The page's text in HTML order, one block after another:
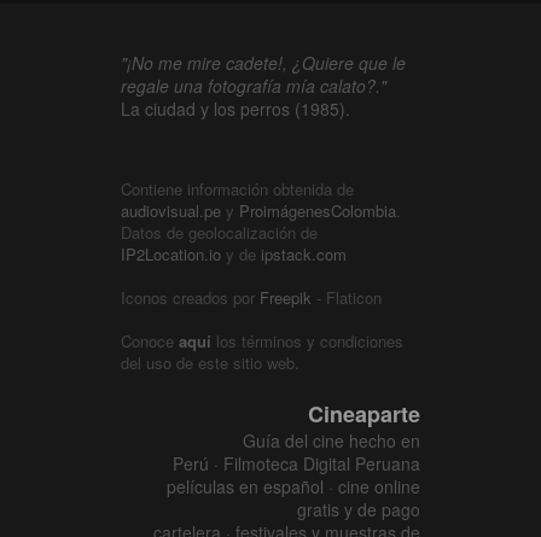
"¡No me mire cadete!, ¿Quiere que le
regale una fotografía mía calato?."
La ciudad y los perros (1985).
Contiene información obtenida de
audiovisual.pe y ProimágenesColombia.
Datos de geolocalización de
IP2Location.io y de ipstack.com
Iconos creados por Freepik - Flaticon
Conoce aquí los términos y condiciones
del uso de este sitio web.
Cineaparte
Guía del cine hecho en
Perú · Filmoteca Digital Peruana
películas en español · cine online
gratis y de pago